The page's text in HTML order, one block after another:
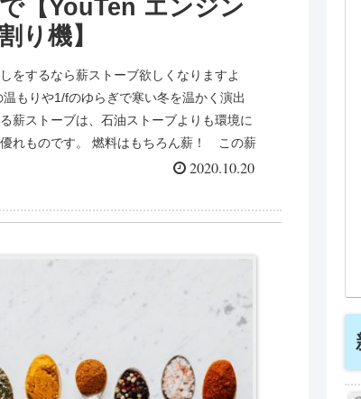
【YouTen エンジン
り機】
をするなら薪ストーブ欲しくなりますよ
温もりや1/fのゆらぎで寒い冬を温かく演出
薪ストーブは、石油ストーブよりも環境に
れものです。 燃料はもちろん薪！ この薪
2020.10.20